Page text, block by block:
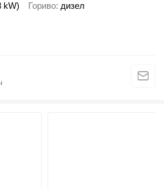
kW) Гориво дизел